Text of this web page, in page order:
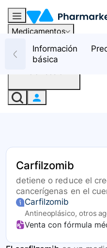
Medicamentos
RecursosInformación
básica
Carfilzomib
detiene o reduce el
cancerígenas en el
Carfilzomib
Antineoplásico, otros
Venta con fórmula